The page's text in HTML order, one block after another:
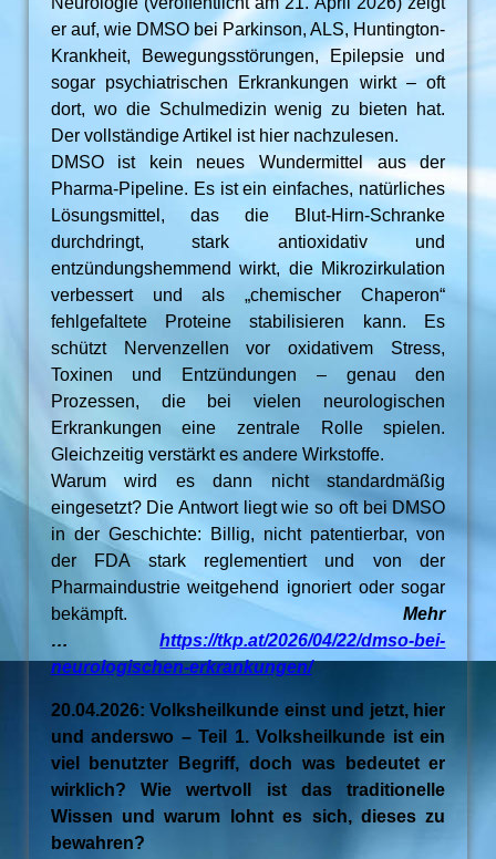
er auf, wie DMSO bei Parkinson, ALS, Huntington-
Krankheit, Bewegungsstörungen, Epilepsie und
sogar psychiatrischen Erkrankungen wirkt – oft
dort, wo die Schulmedizin wenig zu bieten hat.
Der vollständige Artikel ist hier nachzulesen.
DMSO ist kein neues Wundermittel aus der
Pharma-Pipeline. Es ist ein einfaches, natürliches
Lösungsmittel, das die Blut-Hirn-Schranke
durchdringt, stark antioxidativ und
entzündungshemmend wirkt, die Mikrozirkulation
verbessert und als „chemischer Chaperon“
fehlgefaltete Proteine stabilisieren kann. Es
schützt Nervenzellen vor oxidativem Stress,
Toxinen und Entzündungen – genau den
Prozessen, die bei vielen neurologischen
Erkrankungen eine zentrale Rolle spielen.
Gleichzeitig verstärkt es andere Wirkstoffe.
Warum wird es dann nicht standardmäßig
eingesetzt? Die Antwort liegt wie so oft bei DMSO
in der Geschichte: Billig, nicht patentierbar, von
der FDA stark reglementiert und von der
Pharmaindustrie weitgehend ignoriert oder sogar
bekämpft.Mehr
…https://tkp.at/2026/04/22/dmso-bei-
neurologischen-erkrankungen/
20.04.2026: Volksheilkunde einst und jetzt, hier
und anderswo – Teil 1. Volksheilkunde ist ein
viel benutzter Begriff, doch was bedeutet er
wirklich? Wie wertvoll ist das traditionelle
Wissen und warum lohnt es sich, dieses zu
bewahren?